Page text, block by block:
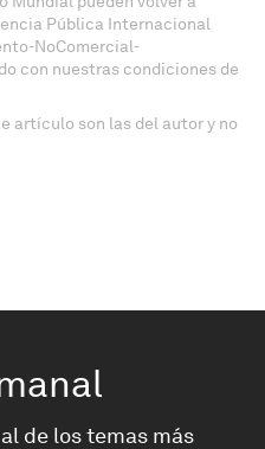
Pública Internacional
NoComercial-
con nuestras condiciones de
artículo son las del autor y no
de los temas más